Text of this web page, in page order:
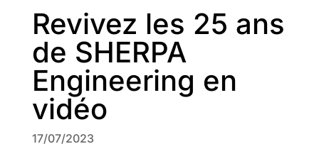
Revivez les 25 ans
de SHERPA
Engineering en
vidéo
17/07/2023